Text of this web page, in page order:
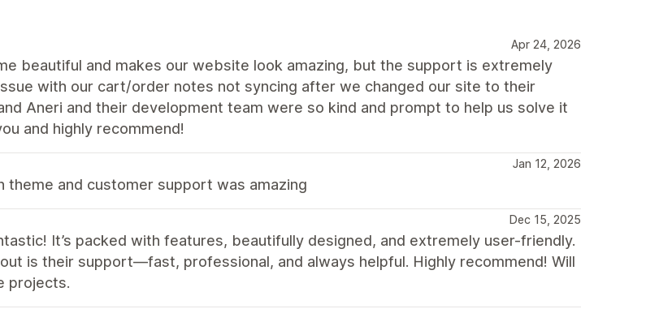
Apr 24, 2026
beautiful and makes our website look amazing, but the support is extremely
with our cart/order notes not syncing after we changed our site to their
Aneri and their development team were so kind and prompt to help us solve it
and highly recommend!
Jan 12, 2026
theme and customer support was amazing
Dec 15, 2025
It’s packed with features, beautifully designed, and extremely user-friendly.
is their support—fast, professional, and always helpful. Highly recommend! Will
projects.